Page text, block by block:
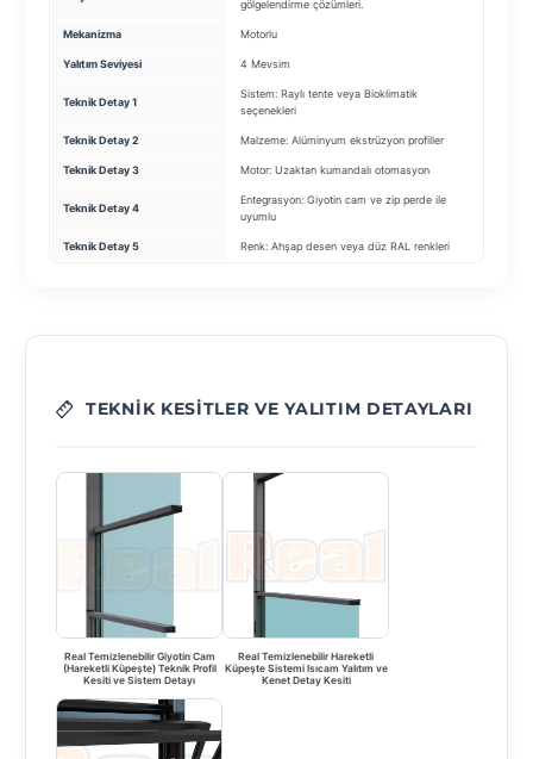
gölgelendirme çözümleri.
Mekanizma Motorlu
Yalıtım Seviyesi 4 Mevsim
Teknik Detay 1
Sistem: Raylı tente veya Bioklimatik
seçenekleri
Teknik Detay 2 Malzeme: Alüminyum ekstrüzyon profiller
Teknik Detay 3 Motor: Uzaktan kumandalı otomasyon
Teknik Detay 4
Entegrasyon: Giyotin cam ve zip perde ile
uyumlu
Teknik Detay 5 Renk: Ahşap desen veya düz RAL renkleri
TEKNIK KESITLER VE YALITIM DETAYLARI
Real Temizlenebilir Giyotin Cam
(Hareketli Küpeşte) Teknik Profil
Kesiti ve Sistem Detayı
Real Temizlenebilir Hareketli
Küpeşte Sistemi Isıcam Yalıtım ve
Kenet Detay Kesiti